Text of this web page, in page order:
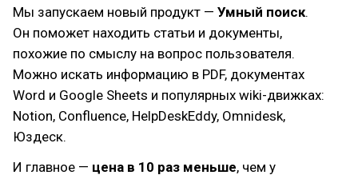
Мы запускаем новый продукт — Умный поиск.
Он поможет находить статьи и документы,
похожие по смыслу на вопрос пользователя.
Можно искать информацию в PDF, документах
Word и Google Sheets и популярных wiki-движках:
Notion, Confluence, HelpDeskEddy, Omnidesk,
Юздеск.
И главное — цена в 10 раз меньше, чем у